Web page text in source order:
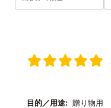
目的／用途: 贈り物用